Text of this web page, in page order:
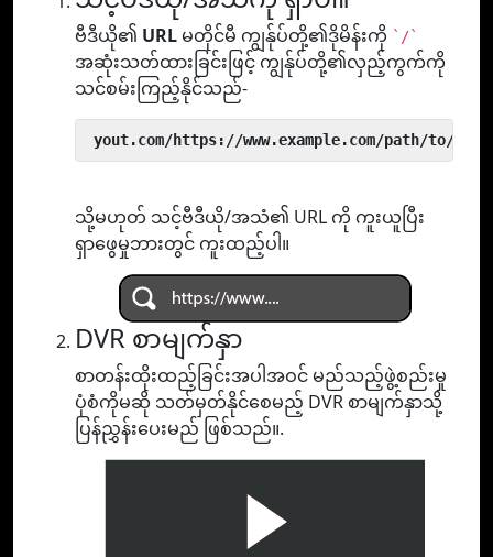
ဗီဒီယို၏ URL မတိုင်မီ ကျွန်ုပ်တို့၏ဒိုမိန်းကို `/`
အဆုံးသတ်ထားခြင်းဖြင့် ကျွန်ုပ်တို့၏လှည့်ကွက်ကို
သင်စမ်းကြည့်နိုင်သည်-
yout.com/https://www.example.com/path/to/
သို့မဟုတ် သင့်ဗီဒီယို/အသံ၏ URL ကို ကူးယူပြီး
ရှာဖွေမှုဘားတွင် ကူးထည့်ပါ။
DVR စာမျက်နှာ
စာတန်းထိုးထည့်ခြင်းအပါအဝင် မည်သည့်ဖွဲ့စည်းမှု
ပုံစံကိုမဆို သတ်မှတ်နိုင်စေမည့် DVR စာမျက်နှာသို့
ပြန်ညွှန်းပေးမည် ဖြစ်သည်။.